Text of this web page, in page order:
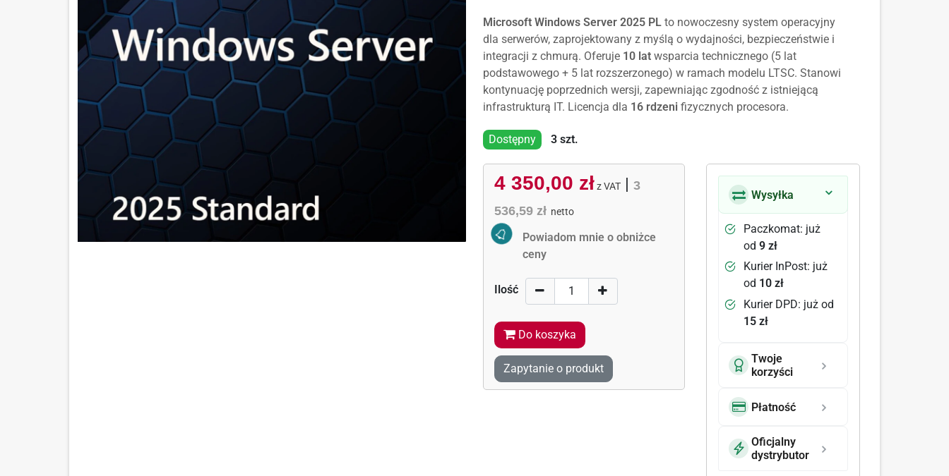
Microsoft Windows Server 2025 PL to nowoczesny system operacyjny
dla serwerów, zaprojektowany z myślą o wydajności, bezpieczeństwie i
integracji z chmurą. Oferuje 10 lat wsparcia technicznego (5 lat
podstawowego + 5 lat rozszerzonego) w ramach modelu LTSC. Stanowi
kontynuację poprzednich wersji, zapewniając zgodność z istniejącą
infrastrukturą IT. Licencja dla 16 rdzeni fizycznych procesora.
Dostępny 3 szt.
4 350,00 zł z VAT| 3
536,59 zł netto
Activate Price Alert
Powiadom mnie o obniżce
ceny
Ilość
Do koszyka
Zapytanie o produkt
Wysyłka
Paczkomat: już
od9 zł
Kurier InPost: już
od 10 zł
Kurier DPD: już od
15 zł
Twoje
korzyści
Płatność
Oficjalny
dystrybutor